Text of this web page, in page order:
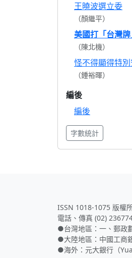
王曉波選立委
（顏繼平）
美國打「台灣
（陳北機）
怪不得顯得特
（鍾裕暉）
編後
編後
字數統計
ISSN 1018-1075 版權
電話、傳真 (02)
●台灣地區：一、郵政
●大陸地區：中國工商
●海外：元大銀行（